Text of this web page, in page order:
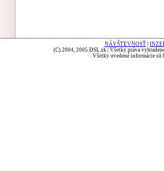
NÁVŠTEVNOSŤ
(C) 2004, 2005 DSL.sk | Všetky práva
Všetky uvedené informácie sú